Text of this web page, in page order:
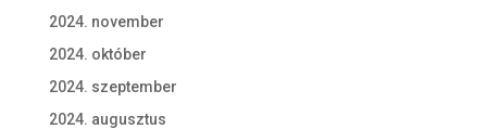
2024. november
2024. október
2024. szeptember
2024. augusztus